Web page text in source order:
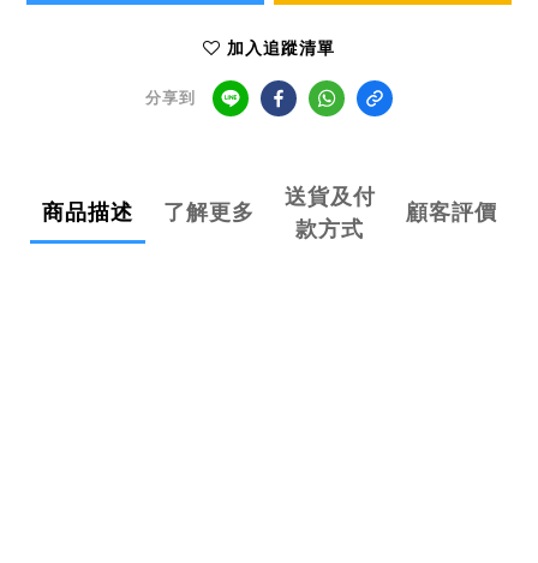
加入追蹤清單
分享到
商品描述 了解更多
送貨及付
款方式
顧客評價